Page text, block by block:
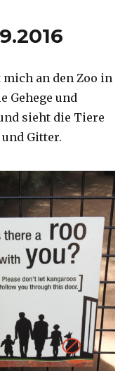
Perth
an den Zoo in
Gehege und
sieht die Tiere
Gitter.